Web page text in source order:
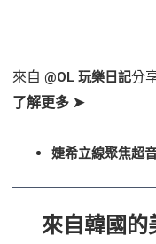
來自 @OL 玩樂日記分
了解更多 ➤
婕希立線聚焦超
來自韓國